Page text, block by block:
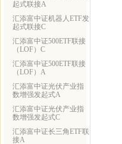
起式联接A
汇添富中证机器人ETF发
起式联接C
汇添富中证500ETF联接
（LOF）C
汇添富中证500ETF联接
（LOF）A
汇添富中证光伏产业指
数增强发起式A
汇添富中证光伏产业指
数增强发起式C
汇添富中证长三角ETF联
接A